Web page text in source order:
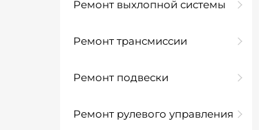
Ремонт выхлопной системы
Ремонт трансмиссии
Ремонт подвески
Ремонт рулевого управления